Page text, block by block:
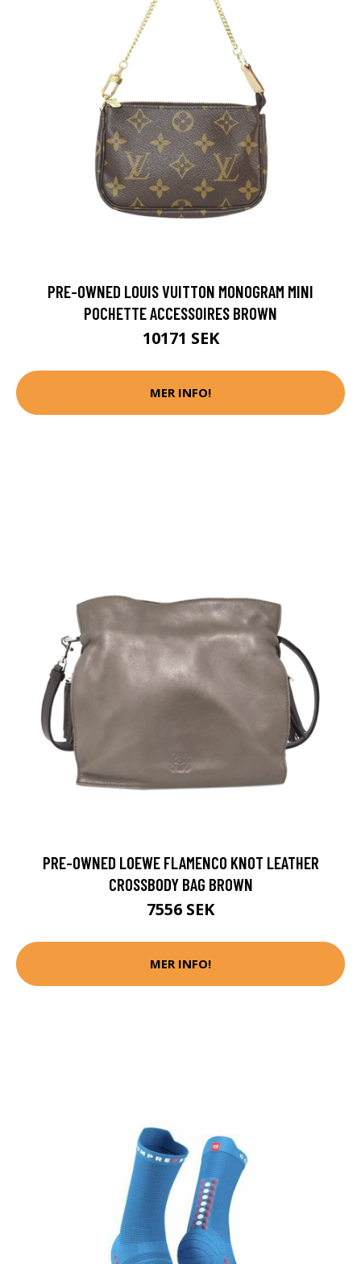
PRE-OWNED LOUIS VUITTON MONOGRAM MINI
POCHETTE ACCESSOIRES BROWN
10171 SEK
MER INFO!
PRE-OWNED LOEWE FLAMENCO KNOT LEATHER
CROSSBODY BAG BROWN
7556 SEK
MER INFO!